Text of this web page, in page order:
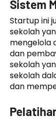
Sistem
Startup ini
sekolah
mengelola
dan
sekolah
sekolah
dan